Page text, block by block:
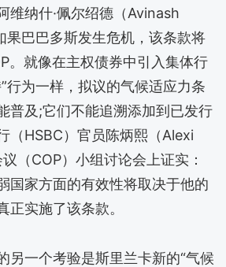
维纳什·佩尔绍德（Avinash
果巴巴多斯发生危机，该条款将
。就像在主权债券中引入集体行
行为一样，拟议的气候适应力条
普及;它们不能追溯添加到已发行
（HSBC）官员陈炳熙（Alexi
（COP）小组讨论会上证实：
国家方面的有效性将取决于他的
正实施了该条款。
另一个考验是斯里兰卡新的“气候